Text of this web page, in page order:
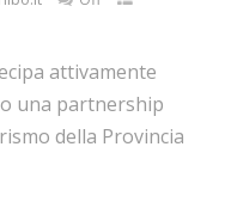
attivamente
una partnership
della Provincia